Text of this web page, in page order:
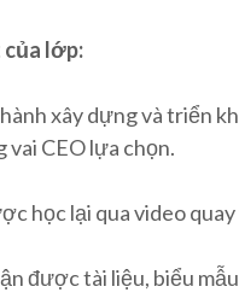
của lớp:
xây dựng và triển
vai CEO lựa chọn.
học lại qua video
được tài liệu, biểu